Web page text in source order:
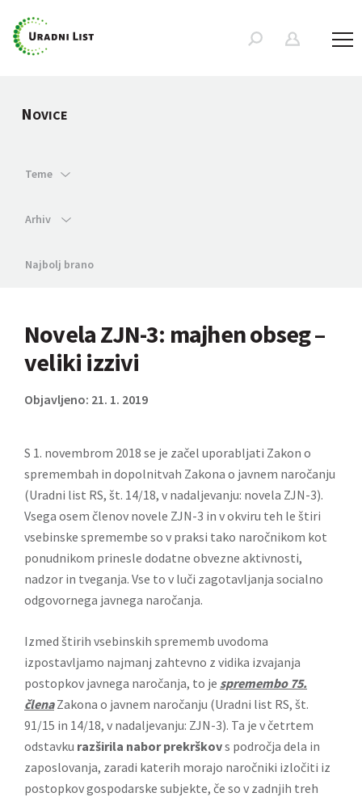
NOVICE
Teme
Arhiv
Najbolj brano
Novela ZJN-3: majhen obseg –
veliki izzivi
Objavljeno: 21. 1. 2019
S 1. novembrom 2018 se je začel uporabljati Zakon o
spremembah in dopolnitvah Zakona o javnem naročanju
(Uradni list RS, št. 14/18, v nadaljevanju: novela ZJN-3).
Vsega osem členov novele ZJN-3 in v okviru teh le štiri
vsebinske spremembe so v praksi tako naročnikom kot
ponudnikom prinesle dodatne obvezne aktivnosti,
nadzor in tveganja. Vse to v luči zagotavljanja socialno
odgovornega javnega naročanja.
Izmed štirih vsebinskih sprememb uvodoma
izpostavljamo najmanj zahtevno z vidika izvajanja
postopkov javnega naročanja, to je spremembo 75.
členaZakona o javnem naročanju (Uradni list RS, št.
91/15 in 14/18, v nadaljevanju: ZJN-3). Ta je v četrtem
odstavku razširila nabor prekrškovs področja dela in
zaposlovanja, zaradi katerih morajo naročniki izločiti iz
postopkov gospodarske subjekte, če so v zadnjih treh